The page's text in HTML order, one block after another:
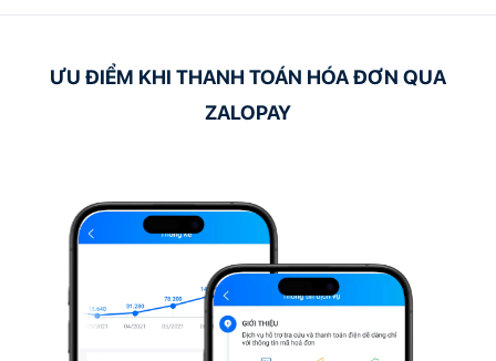
ƯU ĐIỂM KHI THANH TOÁN HÓA ĐƠN QUA
ZALOPAY